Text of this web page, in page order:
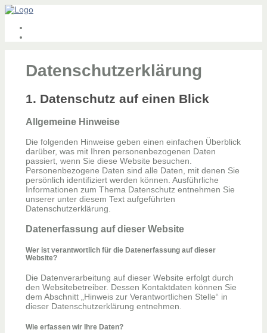
Datenschutzerklärung
1. Datenschutz auf einen Blick
Allgemeine Hinweise
Die folgenden Hinweise geben einen einfachen Überblick
darüber, was mit Ihren personenbezogenen Daten
passiert, wenn Sie diese Website besuchen.
Personenbezogene Daten sind alle Daten, mit denen Sie
persönlich identifiziert werden können. Ausführliche
Informationen zum Thema Datenschutz entnehmen Sie
unserer unter diesem Text aufgeführten
Datenschutzerklärung.
Datenerfassung auf dieser Website
Wer ist verantwortlich für die Datenerfassung auf dieser
Website?
Die Datenverarbeitung auf dieser Website erfolgt durch
den Websitebetreiber. Dessen Kontaktdaten können Sie
dem Abschnitt „Hinweis zur Verantwortlichen Stelle“ in
dieser Datenschutzerklärung entnehmen.
Wie erfassen wir Ihre Daten?